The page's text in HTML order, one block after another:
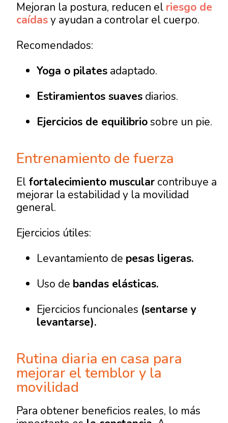
Mejoran la postura, reducen el riesgo de
caídasy ayudan a controlar el cuerpo.
Recomendados:
Yoga o pilates adaptado.
Estiramientos suaves diarios.
Ejercicios de equilibriosobre un pie.
Entrenamiento de fuerza
El fortalecimiento muscular contribuye a
mejorar la estabilidad y la movilidad
general.
Ejercicios útiles:
Levantamiento de pesas ligeras.
Uso de bandas elásticas.
Ejercicios funcionales (sentarse y
levantarse).
Rutina diaria en casa para
mejorar el temblor y la
movilidad
Para obtener beneficios reales, lo más